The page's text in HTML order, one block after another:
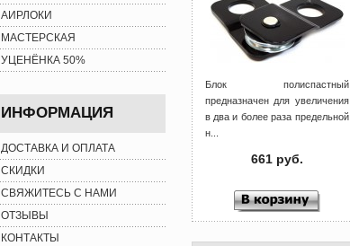
АИРЛОКИ
МАСТЕРСКАЯ
УЦЕНЁНКА 50%
ИНФОРМАЦИЯ
ДОСТАВКА И ОПЛАТА
СКИДКИ
СВЯЖИТЕСЬ С НАМИ
ОТЗЫВЫ
КОНТАКТЫ
Блок полиспастный
предназначен для увеличения
в два и более раза предельной
н...
661 руб.